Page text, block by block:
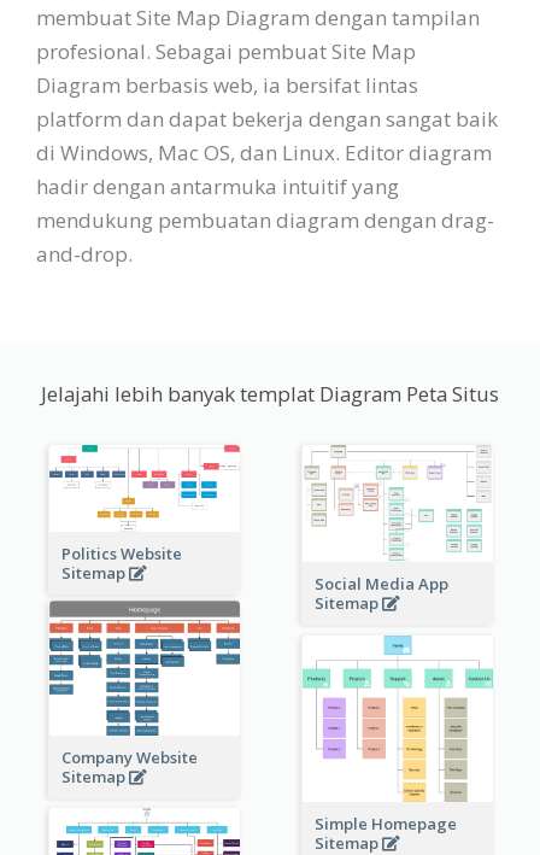
membuat Site Map Diagram dengan tampilan
profesional. Sebagai pembuat Site Map
Diagram berbasis web, ia bersifat lintas
platform dan dapat bekerja dengan sangat baik
di Windows, Mac OS, dan Linux. Editor diagram
hadir dengan antarmuka intuitif yang
mendukung pembuatan diagram dengan drag-
and-drop.
Jelajahi lebih banyak templat Diagram Peta Situs
Politics Website
Sitemap
Social Media App
Sitemap
Company Website
Sitemap
Simple Homepage
Sitemap